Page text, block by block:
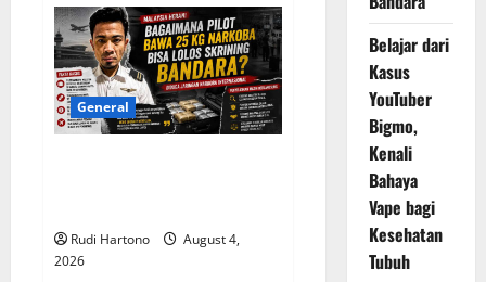
SpaceX
Tabrak
Bulan
dengan
Kecepatan
8.690
Km/Jam,
Soroti
Ancaman
General
Rudi Hartono
August 4,
2026
Belajar dari
Kasus
YouTuber
Bigmo,
Kenali
Bahaya
Vape bagi
Kesehatan
Tubuh